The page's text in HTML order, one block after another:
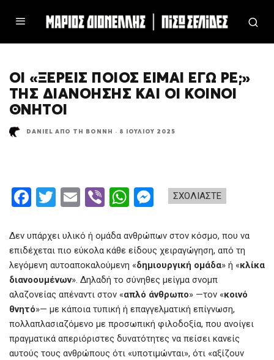
ΟΙ «ΞΈΡΕΙΣ ΠΟΙΟΣ ΕΊΜΑΙ ΕΓΏ ΡΕ;»
ΤΗΣ ΔΙΑΝΌΗΣΗΣ ΚΑΙ ΟΙ ΚΟΙΝΟΊ
ΘΝΗΤΟΊ
DANIEL ΑΠΌ ΤΗ ΒΌΝΝΗ · 8 ΙΟΥΛΊΟΥ 2025
ΣΧΟΛΙΑΣΤΕ
F
ce
b
o
o
k
T
tt
er
E
ail
Vi
er
W
at
s
A
p
p
se
n
g
er
Δεν υπάρχει υλικό ή ομάδα ανθρώπων στον κόσμο, που να
επιδέχεται πιο εύκολα κάθε είδους χειραγώγηση, από τη
λεγόμενη αυτοαποκαλούμενη «δημιουργική ομάδα» ή «κλίκα
διανοουμένων». Δηλαδή το σύνηθες μείγμα σνομπ
αλαζονείας απέναντι στον «απλό άνθρωπο» —τον «κοινό
θνητό»— με κάποια τυπική ή επαγγελματική επίγνωση,
πολλαπλασιαζόμενο με προσωπική φιλοδοξία, που ανοίγει
πραγματικά απεριόριστες δυνατότητες να πείσει κανείς
αυτούς τους ανθρώπους ότι «υποτιμώνται», ότι «αξίζουν